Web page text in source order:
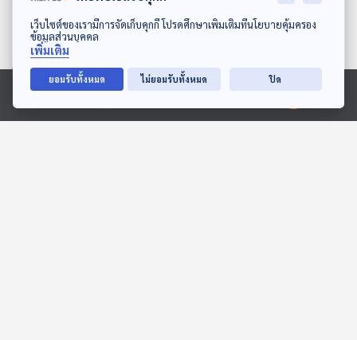
ดาวน์โหลด Thai PBS Podcast Application
Ⓒ 2020 องค์การกระจายเสียงและแพร่ภาพสาธารณะแห่งประเทศไทย
เว็บไซต์ของเรามีการจัดเก็บคุกกี้ โปรดศึกษาเพิ่มเติมที่นโยบายคุ้มครอง
ข้อมูลส่วนบุคคล
เพิ่มเติม
ยอมรับทั้งหมด ไม่ยอมรับทั้งหมด ปิด